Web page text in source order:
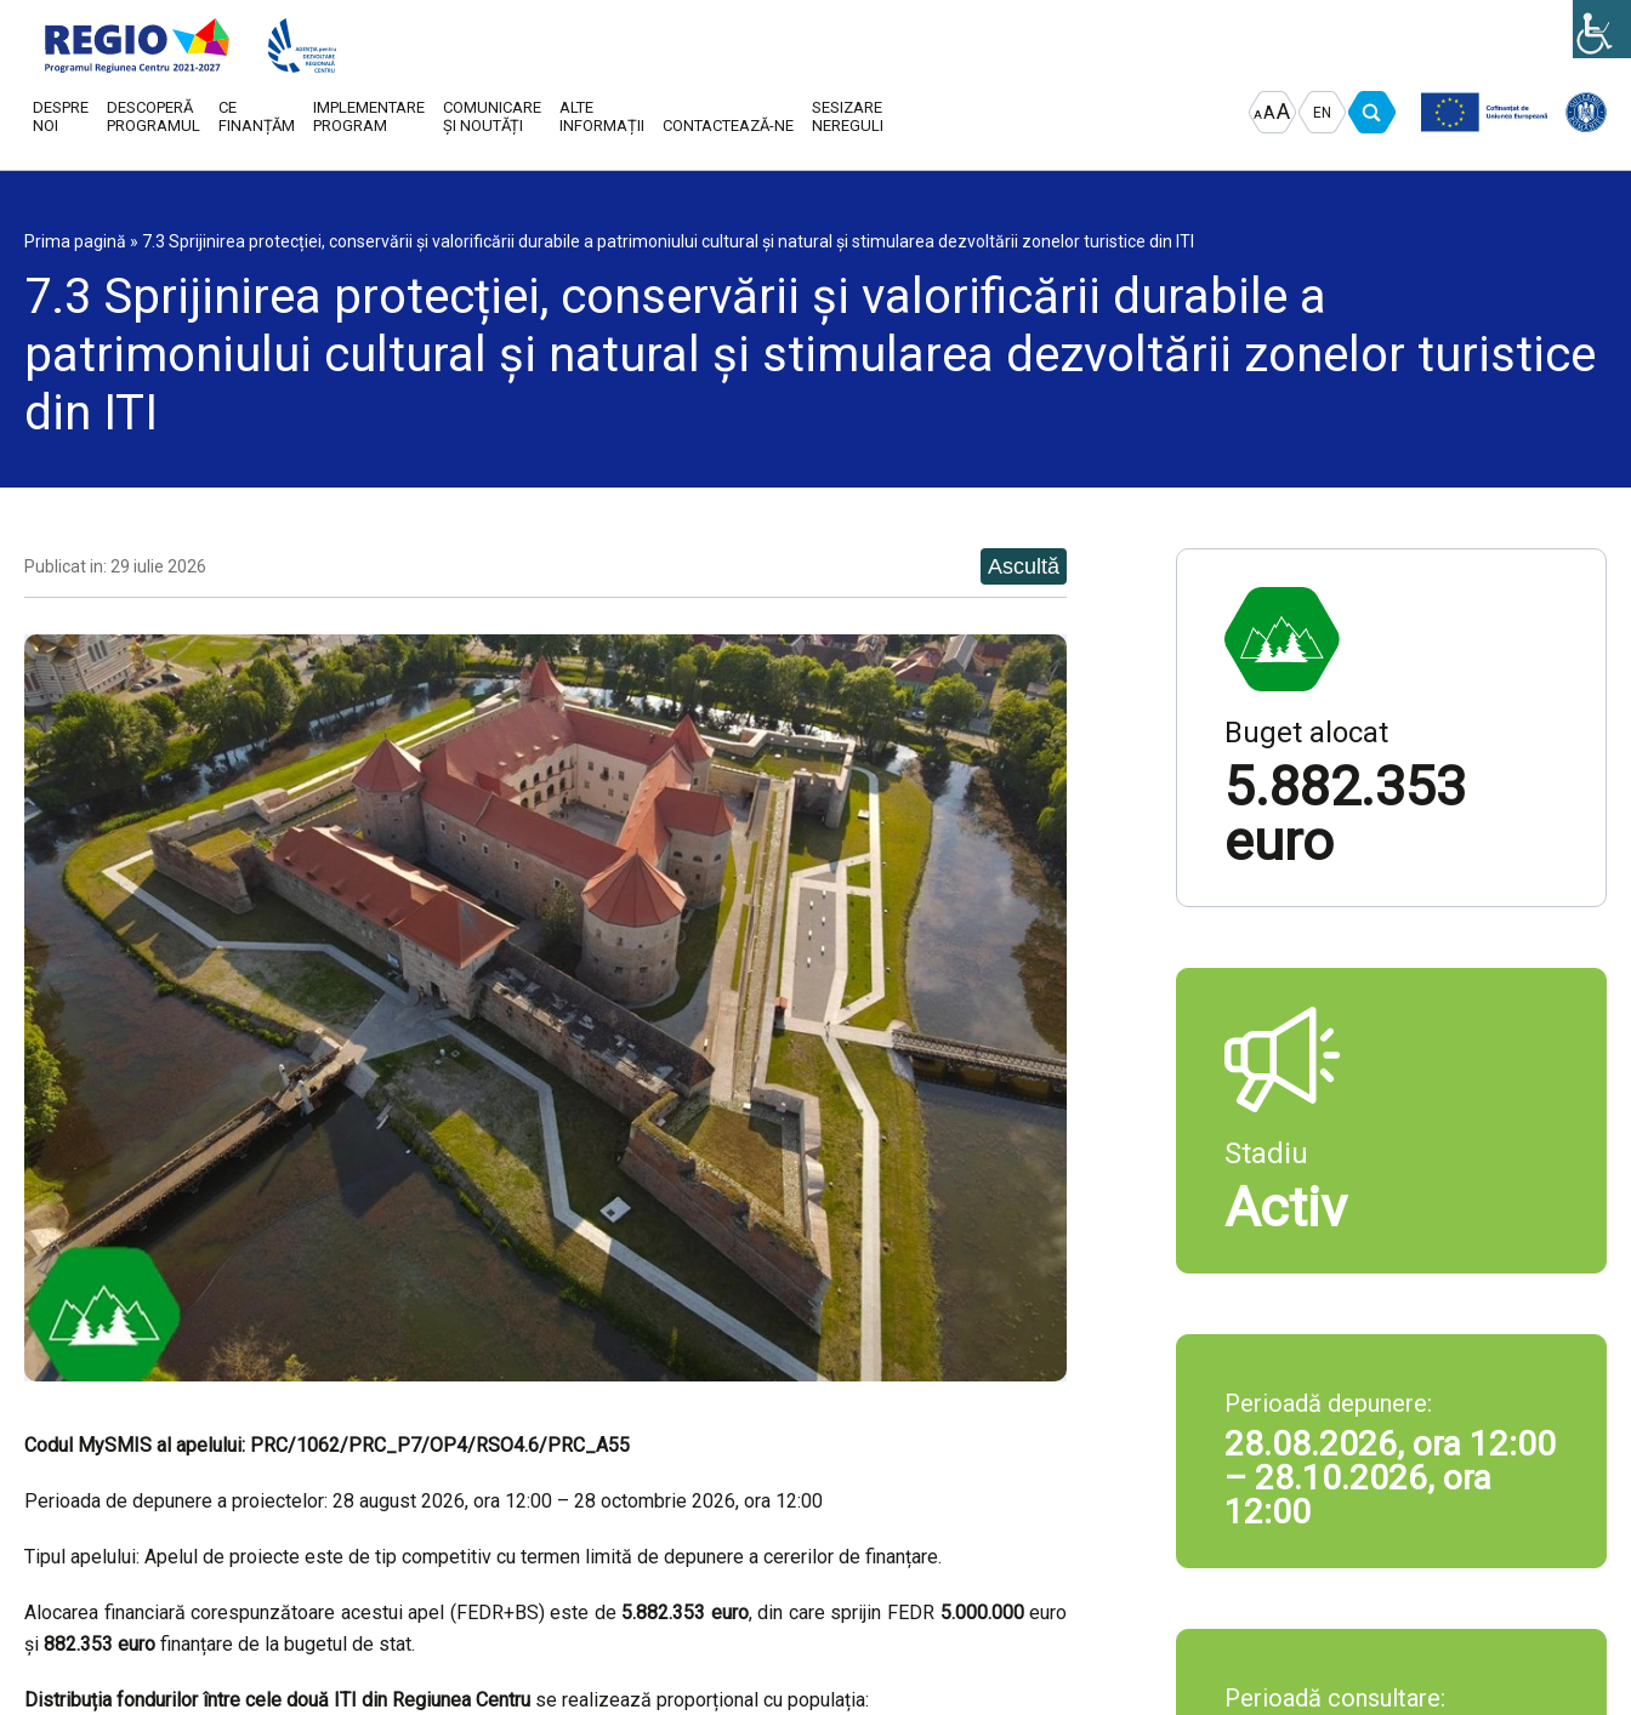
DESPRE
NOI
DESCOPERĂ
PROGRAMUL
CE
FINANȚĂM
IMPLEMENTARE
PROGRAM
COMUNICARE
ȘI NOUTĂȚI
ALTE
INFORMAȚII
CONTACTEAZĂ-NE
SESIZARE
NEREGULI
A
Decrease
font
A Reset
font
AIncrease
font
EN
Prima pagină » 7.3 Sprijinirea protecției, conservării și valorificării durabile a patrimoniului cultural și natural și stimularea dezvoltării zonelor turistice din ITI
7.3 Sprijinirea protecției, conservării și valorificării durabile a
patrimoniului cultural și natural și stimularea dezvoltării zonelor turistice
din ITI
Publicat in: 29 iulie 2026
Codul MySMIS al apelului: PRC/1062/PRC_P7/OP4/RSO4.6/PRC_A55
Perioada de depunere a proiectelor: 28 august 2026, ora 12:00 – 28 octombrie 2026, ora 12:00
Tipul apelului: Apelul de proiecte este de tip competitiv cu termen limită de depunere a cererilor de finanțare.
Alocarea financiară corespunzătoare acestui apel (FEDR+BS) este de 5.882.353 euro, din care sprijin FEDR 5.000.000euro
și 882.353 euro finanțare de la bugetul de stat.
Distribuția fondurilor între cele două ITI din Regiunea Centru se realizează proporțional cu populația:
Buget alocat
5.882.353
euro
Stadiu
Activ
Perioadă depunere:
28.08.2026, ora 12:00
– 28.10.2026, ora
12:00
Perioadă consultare: